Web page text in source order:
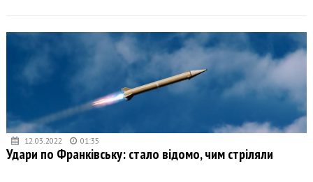
12.03.2022 01:35
Удари по Франківську: стало відомо, чим стріляли